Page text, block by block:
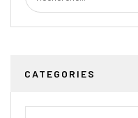
CATEGORIES